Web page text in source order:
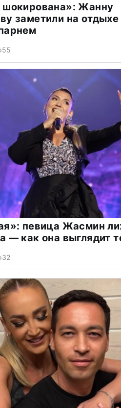
шокирована»: Жанну
заметили на
55
певица Жасмин
— как она выглядит
32